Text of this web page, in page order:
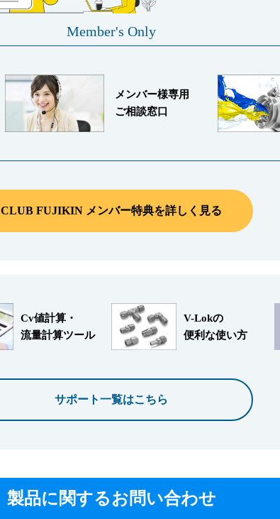
Member's Only
メンバー様専用
ご相談窓口
CLUB FUJIKIN メンバー特典を詳しく見る
Cv値計算・
流量計算ツール
V-Lokの
便利な使い方
サポート一覧はこちら
製品に関するお問い合わせ